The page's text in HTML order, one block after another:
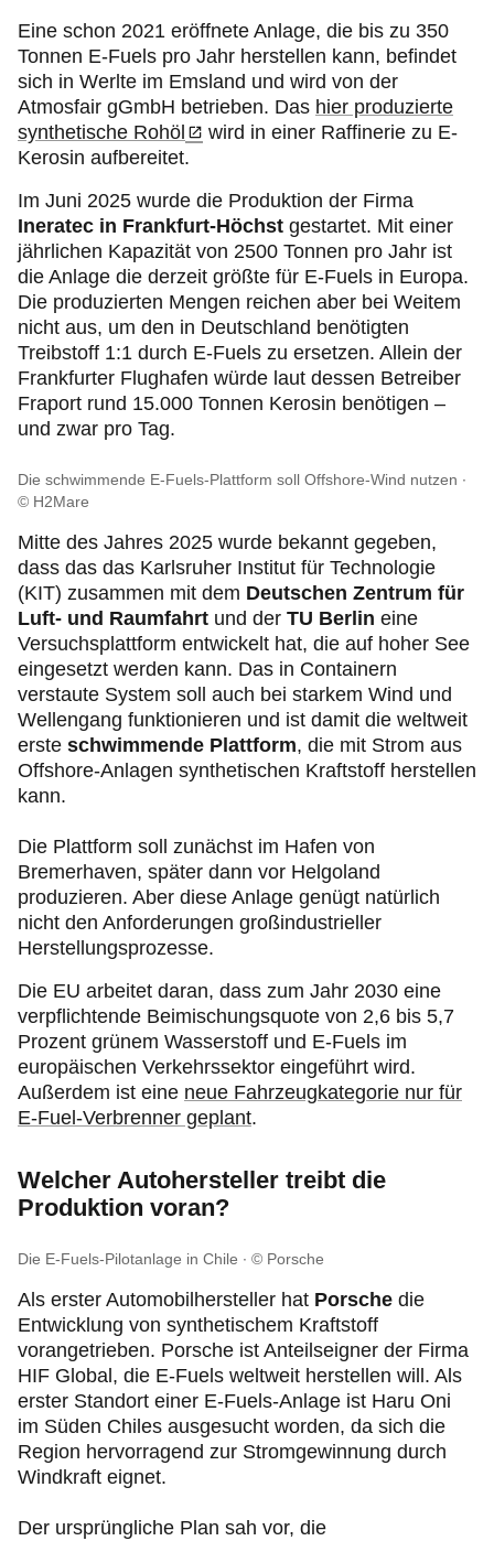
Eine schon 2021 eröffnete Anlage, die bis zu 350
Tonnen E-Fuels pro Jahr herstellen kann, befindet
sich in Werlte im Emsland und wird von der
Atmosfair gGmbH betrieben. Das hier produzierte
synthetische Rohöl
wird in einer Raffinerie zu E-
Kerosin aufbereitet.
Im Juni 2025 wurde die Produktion der Firma
Ineratec in Frankfurt-Höchst gestartet. Mit einer
jährlichen Kapazität von 2500 Tonnen pro Jahr ist
die Anlage die derzeit größte für E-Fuels in Europa.
Die produzierten Mengen reichen aber bei Weitem
nicht aus, um den in Deutschland benötigten
Treibstoff 1:1 durch E-Fuels zu ersetzen. Allein der
Frankfurter Flughafen würde laut dessen Betreiber
Fraport rund 15.000 Tonnen Kerosin benötigen –
und zwar pro Tag.
Die schwimmende E-Fuels-Plattform soll Offshore-Wind nutzen
© H2Mare
Mitte des Jahres 2025 wurde bekannt gegeben,
dass das das Karlsruher Institut für Technologie
(KIT) zusammen mit dem Deutschen Zentrum für
Luft- und Raumfahrt und der TU Berlin eine
Versuchsplattform entwickelt hat, die auf hoher See
eingesetzt werden kann. Das in Containern
verstaute System soll auch bei starkem Wind und
Wellengang funktionieren und ist damit die weltweit
erste schwimmende Plattform, die mit Strom aus
Offshore-Anlagen synthetischen Kraftstoff herstellen
kann.
Die Plattform soll zunächst im Hafen von
Bremerhaven, später dann vor Helgoland
produzieren. Aber diese Anlage genügt natürlich
nicht den Anforderungen großindustrieller
Herstellungsprozesse.
Die EU arbeitet daran, dass zum Jahr 2030 eine
verpflichtende Beimischungsquote von 2,6 bis 5,7
Prozent grünem Wasserstoff und E-Fuels im
europäischen Verkehrssektor eingeführt wird.
Außerdem ist eine neue Fahrzeugkategorie nur für
E-Fuel-Verbrenner geplant.
Welcher Autohersteller treibt die
Produktion voran?
Die E-Fuels-Pilotanlage in Chile © Porsche
Als erster Automobilhersteller hat Porsche die
Entwicklung von synthetischem Kraftstoff
vorangetrieben. Porsche ist Anteilseigner der Firma
HIF Global, die E-Fuels weltweit herstellen will. Als
erster Standort einer E-Fuels-Anlage ist Haru Oni
im Süden Chiles ausgesucht worden, da sich die
Region hervorragend zur Stromgewinnung durch
Windkraft eignet.
Der ursprüngliche Plan sah vor, die